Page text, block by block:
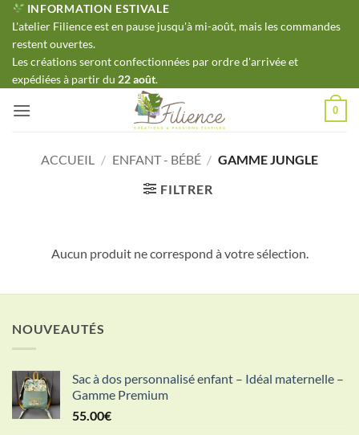
Passer
contenu
INFORMATION ESTIVALE
L'atelier Filience est en pause jusqu'à mi-août, mais les commandes
restent ouvertes.
Les créations seront confectionnées par ordre d'arrivée et
expédiées à partir du 22 août.
0
ACCUEIL / ENFANT - BÉBÉ / GAMME JUNGLE
FILTRER
Aucun produit ne correspond à votre sélection.
NOUVEAUTÉS
Sac à dos personnalisé enfant – Idéal maternelle –
Gamme Premium
55.00€